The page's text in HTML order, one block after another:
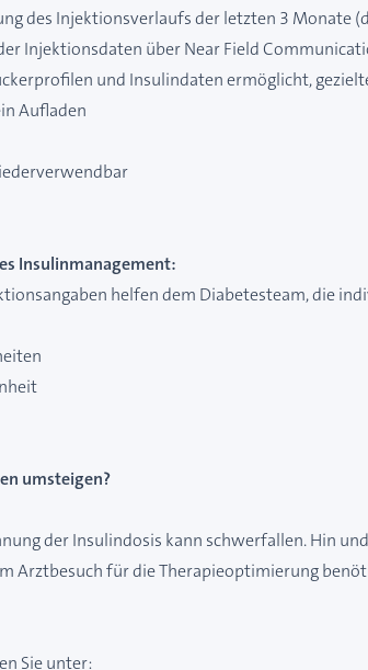
des Injektionsverlaufs der letzten 3 Monate
Injektionsdaten über Near Field
und Insulindaten ermöglicht,
Aufladen
Insulinmanagement:
helfen dem Diabetesteam, die
umsteigen?
der Insulindosis kann schwerfallen. Hin
Arztbesuch für die Therapieoptimierung
Sie unter: